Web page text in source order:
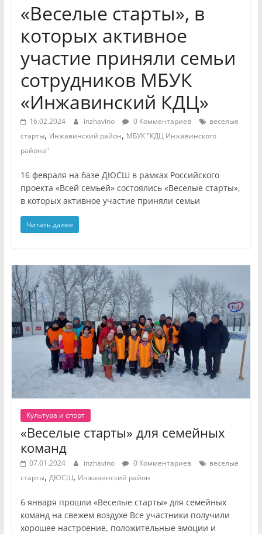
«Веселые старты», в
которых активное
участие приняли семьи
сотрудников МБУК
«Инжавинский КДЦ»
16.02.2024 inzhavino 0 Комментариев
веселые
старты, Инжавинский район, МБУК "КДЦ Инжавинского
района"
16 февраля на базе ДЮСШ в рамках Российского
проекта «Всей семьей» состоялись «Веселые старты»,
в которых активное участие приняли семьи
Читать далее
Культура и спорт
«Веселые старты» для семейных
команд
07.01.2024 inzhavino 0 Комментариев
веселые
старты, ДЮСШ, Инжавинский район
6 января прошли «Веселые старты» для семейных
команд на свежем воздухе Все участники получили
хорошее настроение, положительные эмоции и